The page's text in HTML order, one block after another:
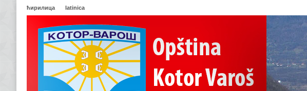
ћирилица latinica